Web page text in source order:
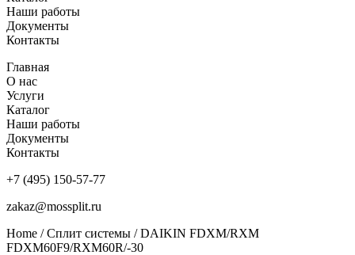
Наши работы
Документы
Контакты
Главная
О нас
Услуги
Каталог
Наши работы
Документы
Контакты
+7 (495) 150-57-77
zakaz@mossplit.ru
Home /Сплит системы / DAIKIN FDXM/RXM
FDXM60F9/RXM60R/-30